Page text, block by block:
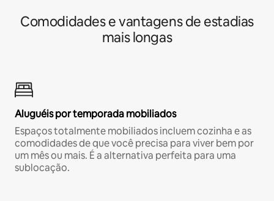
Comodidades e vantagens de estadias
mais longas
Aluguéis por temporada mobiliados
Espaços totalmente mobiliados incluem cozinha e as
comodidades de que você precisa para viver bem por
um mês ou mais. É a alternativa perfeita para uma
sublocação.